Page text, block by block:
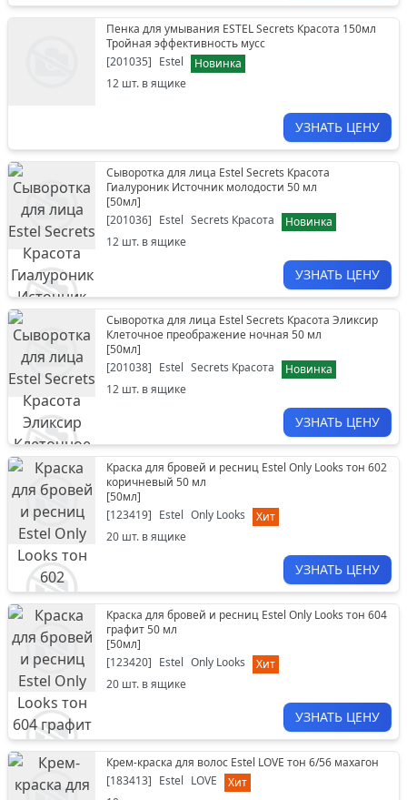
Пенка для умывания ESTEL Secrets Красота 150мл
Тройная эффективность мусс
[201035] Estel
Новинка
12 шт. в ящике
УЗНАТЬ ЦЕНУ
Сыворотка для лица Estel Secrets Красота
Гиалуроник Источник молодости 50 мл
[50мл]
[201036] Estel Secrets Красота
Новинка
12 шт. в ящике
УЗНАТЬ ЦЕНУ
Сыворотка для лица Estel Secrets Красота Эликсир
Клеточное преображение ночная 50 мл
[50мл]
[201038] Estel Secrets Красота
Новинка
12 шт. в ящике
УЗНАТЬ ЦЕНУ
Краска для бровей и ресниц Estel Only Looks тон 602
коричневый 50 мл
[50мл]
[123419] Estel Only Looks
Хит
20 шт. в ящике
УЗНАТЬ ЦЕНУ
Краска для бровей и ресниц Estel Only Looks тон 604
графит 50 мл
[50мл]
[123420] Estel Only Looks
Хит
20 шт. в ящике
УЗНАТЬ ЦЕНУ
Крем-краска для волос Estel LOVE тон 6/56 махагон
[183413] Estel LOVE
Хит